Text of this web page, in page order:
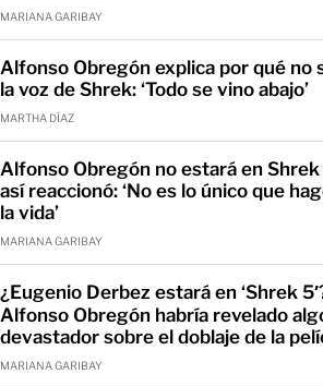
MARIANA GARIBAY
Alfonso Obregón explica por qué no
la voz de Shrek: ‘Todo se vino abajo’
MARTHA DÍAZ
Alfonso Obregón no estará en Shrek
así reaccionó: ‘No es lo único que
la vida’
MARIANA GARIBAY
¿Eugenio Derbez estará en ‘Shrek
Alfonso Obregón habría revelado
devastador sobre el doblaje de la
MARIANA GARIBAY